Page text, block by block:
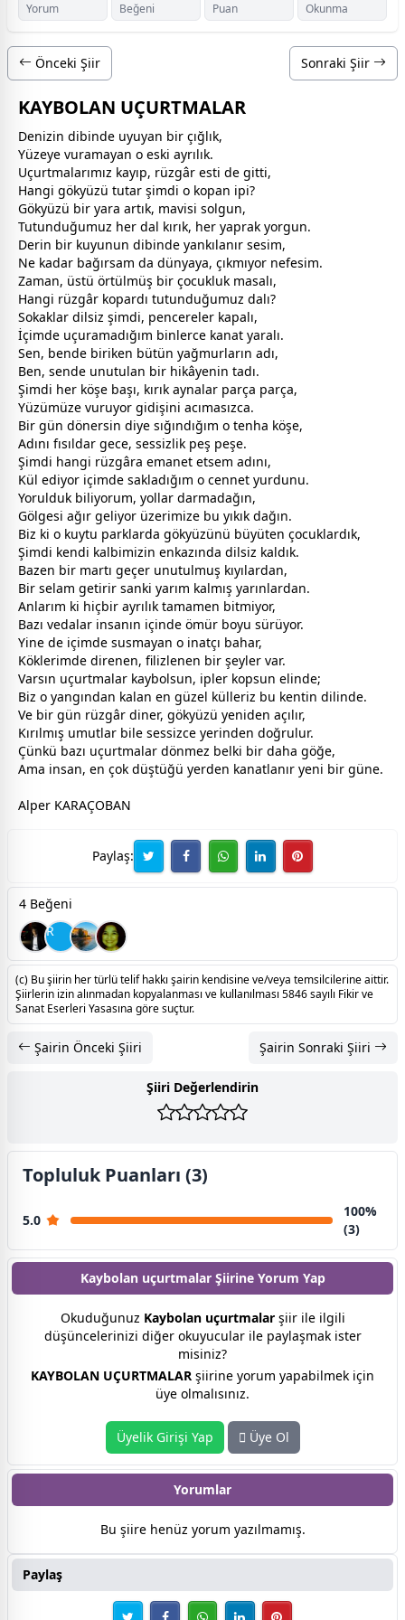
Yorum Beğeni Puan Okunma
Önceki Şiir Sonraki Şiir
KAYBOLAN UÇURTMALAR
Denizin dibinde uyuyan bir çığlık,
Yüzeye vuramayan o eski ayrılık.
Uçurtmalarımız kayıp, rüzgâr esti de gitti,
Hangi gökyüzü tutar şimdi o kopan ipi?
​Gökyüzü bir yara artık, mavisi solgun,
Tutunduğumuz her dal kırık, her yaprak yorgun.
Derin bir kuyunun dibinde yankılanır sesim,
Ne kadar bağırsam da dünyaya, çıkmıyor nefesim.
​Zaman, üstü örtülmüş bir çocukluk masalı,
Hangi rüzgâr kopardı tutunduğumuz dalı?
Sokaklar dilsiz şimdi, pencereler kapalı,
İçimde uçuramadığım binlerce kanat yaralı.
​Sen, bende biriken bütün yağmurların adı,
Ben, sende unutulan bir hikâyenin tadı.
Şimdi her köşe başı, kırık aynalar parça parça,
Yüzümüze vuruyor gidişini acımasızca.
​Bir gün dönersin diye sığındığım o tenha köşe,
Adını fısıldar gece, sessizlik peş peşe.
Şimdi hangi rüzgâra emanet etsem adını,
Kül ediyor içimde sakladığım o cennet yurdunu.
​Yorulduk biliyorum, yollar darmadağın,
Gölgesi ağır geliyor üzerimize bu yıkık dağın.
Biz ki o kuytu parklarda gökyüzünü büyüten çocuklardık,
Şimdi kendi kalbimizin enkazında dilsiz kaldık.
​Bazen bir martı geçer unutulmuş kıyılardan,
Bir selam getirir sanki yarım kalmış yarınlardan.
Anlarım ki hiçbir ayrılık tamamen bitmiyor,
Bazı vedalar insanın içinde ömür boyu sürüyor.
​Yine de içimde susmayan o inatçı bahar,
Köklerimde direnen, filizlenen bir şeyler var.
Varsın uçurtmalar kaybolsun, ipler kopsun elinde;
Biz o yangından kalan en güzel külleriz bu kentin dilinde.
​Ve bir gün rüzgâr diner, gökyüzü yeniden açılır,
Kırılmış umutlar bile sessizce yerinden doğrulur.
Çünkü bazı uçurtmalar dönmez belki bir daha göğe,
Ama insan, en çok düştüğü yerden kanatlanır yeni bir güne.
Alper KARAÇOBAN
Paylaş:
4 Beğeni
R
(c) Bu şiirin her türlü telif hakkı şairin kendisine ve/veya temsilcilerine aittir.
Şiirlerin izin alınmadan kopyalanması ve kullanılması 5846 sayılı Fikir ve
Sanat Eserleri Yasasına göre suçtur.
Şairin Önceki Şiiri Şairin Sonraki Şiiri
Şiiri Değerlendirin
Topluluk Puanları (3)
5.0
100%
(3)
Kaybolan uçurtmalar Şiirine Yorum Yap
Okuduğunuz Kaybolan uçurtmalarşiir ile ilgili
düşüncelerinizi diğer okuyucular ile paylaşmak ister
misiniz?
KAYBOLAN UÇURTMALAR şiirine yorum yapabilmek için
üye olmalısınız.
Üyelik Girişi Yap Üye Ol
Yorumlar
Bu şiire henüz yorum yazılmamış.
Paylaş